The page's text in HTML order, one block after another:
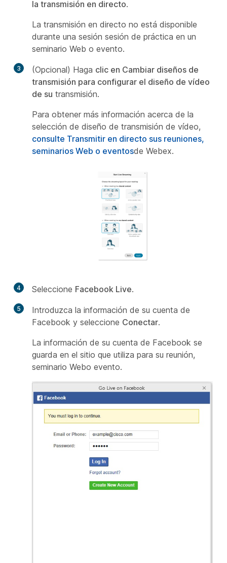
la transmisión en directo.
La transmisión en directo no está disponible
durante una sesión sesión de práctica en un
seminario Web o evento.
3 (Opcional) Haga clic en Cambiar diseños de
transmisión para configurar el diseño de vídeo
de su transmisión.
Para obtener más información acerca de la
selección de diseño de transmisión de vídeo,
consulte Transmitir en directo sus reuniones,
seminarios Web o eventosde Webex.
4 Seleccione Facebook Live.
5
Introduzca la información de su cuenta de
Facebook y seleccione Conectar.
La información de su cuenta de Facebook se
guarda en el sitio que utiliza para su reunión,
seminario Webo evento.